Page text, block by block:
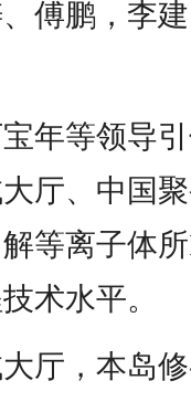
傅鹏，李
等领导引
厅、中国
等离子体
术水平。
，本岛修